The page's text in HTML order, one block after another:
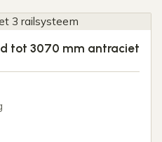
tot 3070 mm antraciet